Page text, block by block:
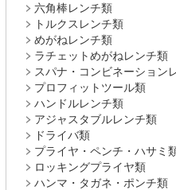
六角棒レンチ類
トルクスレンチ類
めがねレンチ類
ラチェットめがねレンチ類
スパナ・コンビネーション
プロフィットツール類
ハンドルレンチ類
アジャスタブルレンチ類
ドライバ類
プライヤ・ペンチ・ハサミ
ロッキングプライヤ類
ハンマ・タガネ・ポンチ類